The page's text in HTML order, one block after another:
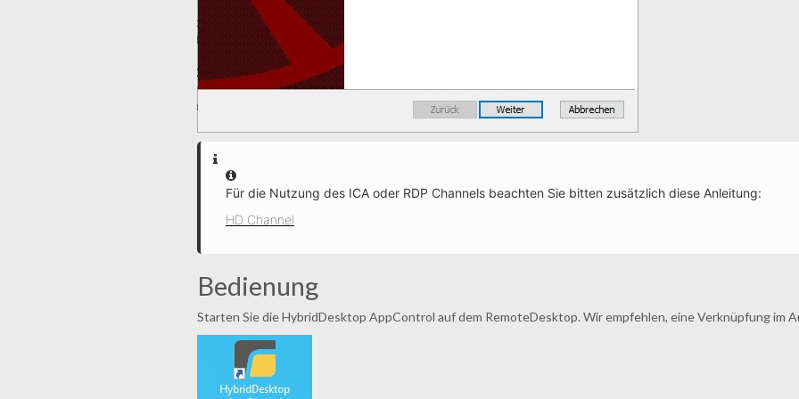
Information
Für die Nutzung des ICA oder RDP Channels beachten Sie bitten zusätzlich diese Anleitung:
HD Channel
Bedienung
Starten Sie die HybridDesktop AppControl auf dem RemoteDesktop. Wir empfehlen, eine Verknüpfung im